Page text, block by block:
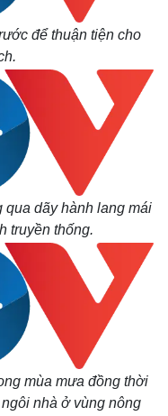
để thuận tiện cho
qua dãy hành lang mái
truyền thống.
mùa mưa đồng thời
nhà ở vùng nông